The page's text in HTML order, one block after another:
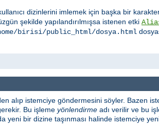
dizinlerini imlemek için başka bir
şekilde yapılandırılmışsa istenen etki
birisi/public_html/dosya.html
alıp istemciye göndermesini söyler. Bazen
Bu işleme yönlendirme adı verilir ve bu
yeni bir dizine taşınması halinde istemciye